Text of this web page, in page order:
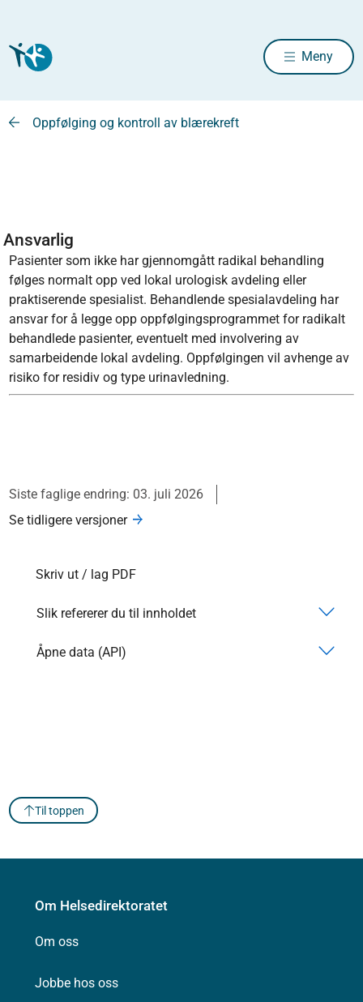
Meny
Oppfølging og kontroll av blærekreft
Ansvarlig
Pasienter som ikke har gjennomgått radikal behandling
følges normalt opp ved lokal urologisk avdeling eller
praktiserende spesialist. Behandlende spesialavdeling har
ansvar for å legge opp oppfølgingsprogrammet for radikalt
behandlede pasienter, eventuelt med involvering av
samarbeidende lokal avdeling. Oppfølgingen vil avhenge av
risiko for residiv og type urinavledning.
Siste faglige endring: 03. juli 2026
Se tidligere versjoner
Skriv ut / lag PDF
Slik refererer du til innholdet
Åpne data (API)
Til toppen
Om Helsedirektoratet
Om oss
Jobbe hos oss